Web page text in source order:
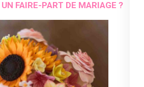
FAIRE-PART DE MARIAGE ?